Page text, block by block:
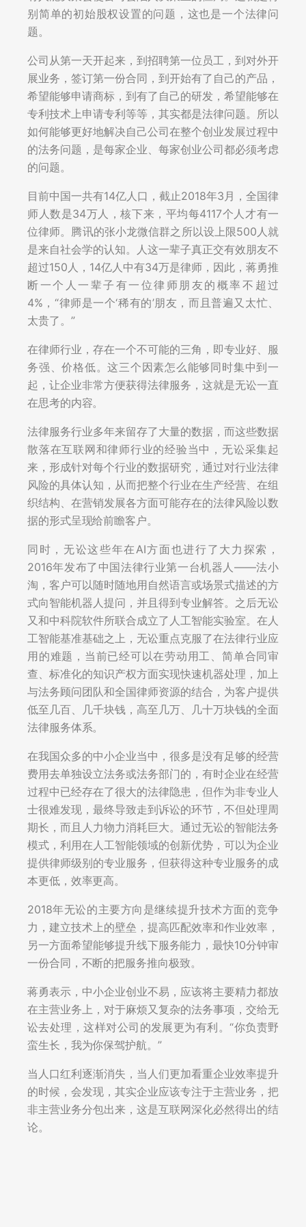
别简单的初始股权设置的问题，这也是一个法律问
题。
公司从第一天开起来，到招聘第一位员工，到对外开
展业务，签订第一份合同，到开始有了自己的产品，
希望能够申请商标，到有了自己的研发，希望能够在
专利技术上申请专利等等，其实都是法律问题。所以
如何能够更好地解决自己公司在整个创业发展过程中
的法务问题，是每家企业、每家创业公司都必须考虑
的问题。
目前中国一共有14亿人口，截止2018年3月，全国律
师人数是34万人，核下来，平均每4117个人才有一
位律师。腾讯的张小龙微信群之所以设上限500人就
是来自社会学的认知。人这一辈子真正交有效朋友不
超过150人，14亿人中有34万是律师，因此，蒋勇推
断一个人一辈子有一位律师朋友的概率不超过
4%，“律师是一个‘稀有的’朋友，而且普遍又太忙、
太贵了。”
在律师行业，存在一个不可能的三角，即专业好、服
务强、价格低。这三个因素怎么能够同时集中到一
起，让企业非常方便获得法律服务，这就是无讼一直
在思考的内容。
法律服务行业多年来留存了大量的数据，而这些数据
散落在互联网和律师行业的经验当中，无讼采集起
来，形成针对每个行业的数据研究，通过对行业法律
风险的具体认知，从而把整个行业在生产经营、在组
织结构、在营销发展各方面可能存在的法律风险以数
据的形式呈现给前瞻客户。
同时，无讼这些年在AI方面也进行了大力探索，
2016年发布了中国法律行业第一台机器人——法小
淘，客户可以随时随地用自然语言或场景式描述的方
式向智能机器人提问，并且得到专业解答。之后无讼
又和中科院软件所联合成立了人工智能实验室。在人
工智能基准基础之上，无讼重点克服了在法律行业应
用的难题，当前已经可以在劳动用工、简单合同审
查、标准化的知识产权方面实现快速机器处理，加上
与法务顾问团队和全国律师资源的结合，为客户提供
低至几百、几千块钱，高至几万、几十万块钱的全面
法律服务体系。
在我国众多的中小企业当中，很多是没有足够的经营
费用去单独设立法务或法务部门的，有时企业在经营
过程中已经存在了很大的法律隐患，但作为非专业人
士很难发现，最终导致走到诉讼的环节，不但处理周
期长，而且人力物力消耗巨大。通过无讼的智能法务
模式，利用在人工智能领域的创新优势，可以为企业
提供律师级别的专业服务，但获得这种专业服务的成
本更低，效率更高。
2018年无讼的主要方向是继续提升技术方面的竞争
力，建立技术上的壁垒，提高匹配效率和作业效率，
另一方面希望能够提升线下服务能力，最快10分钟审
一份合同，不断的把服务推向极致。
蒋勇表示，中小企业创业不易，应该将主要精力都放
在主营业务上，对于麻烦又复杂的法务事项，交给无
讼去处理，这样对公司的发展更为有利。“你负责野
蛮生长，我为你保驾护航。”
当人口红利逐渐消失，当人们更加看重企业效率提升
的时候，会发现，其实企业应该专注于主营业务，把
非主营业务分包出来，这是互联网深化必然得出的结
论。